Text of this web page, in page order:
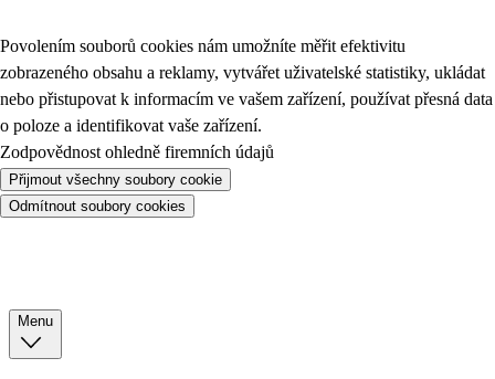
Povolením souborů cookies nám umožníte měřit efektivitu
zobrazeného obsahu a reklamy, vytvářet uživatelské statistiky, ukládat
nebo přistupovat k informacím ve vašem zařízení, používat přesná data
o poloze a identifikovat vaše zařízení.
Zodpovědnost ohledně firemních údajů
Přijmout všechny soubory cookie
Odmítnout soubory cookies
Menu